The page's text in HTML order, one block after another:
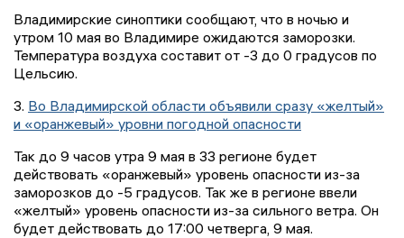
Владимирские синоптики сообщают, что в ночью и
утром 10 мая во Владимире ожидаются заморозки.
Температура воздуха составит от -3 до 0 градусов по
Цельсию.
3. Во Владимирской области объявили сразу «желтый»
и «оранжевый» уровни погодной опасности
Так до 9 часов утра 9 мая в 33 регионе будет
действовать «оранжевый» уровень опасности из-за
заморозков до -5 градусов. Так же в регионе ввели
«желтый» уровень опасности из-за сильного ветра. Он
будет действовать до 17:00 четверга, 9 мая.